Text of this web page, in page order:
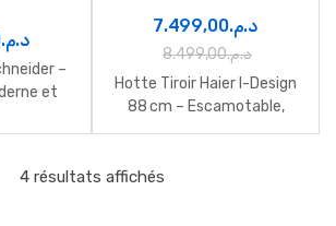
د.م.
–
et
د.م.7.499,00
د.م.8.499,00
Hotte Tiroir Haier I-Design
88 cm – Escamotable,
Noire et Discrète
4 résultats affichés